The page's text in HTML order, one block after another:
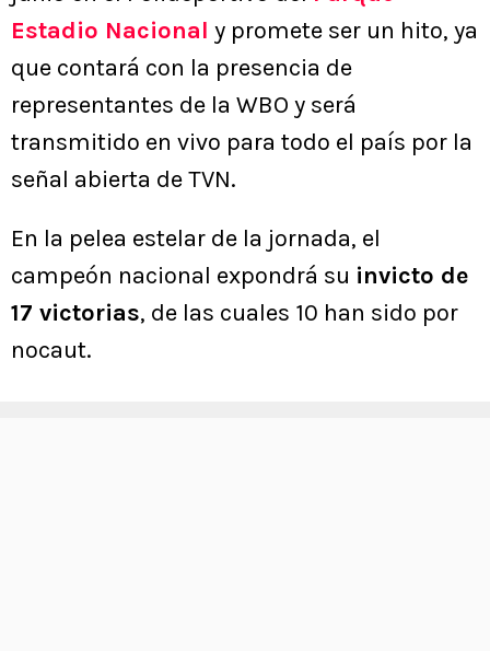
Estadio Nacional y promete ser un hito, ya
que contará con la presencia de
representantes de la WBO y será
transmitido en vivo para todo el país por la
señal abierta de TVN.
En la pelea estelar de la jornada, el
campeón nacional expondrá su invicto de
17 victorias, de las cuales 10 han sido por
nocaut.